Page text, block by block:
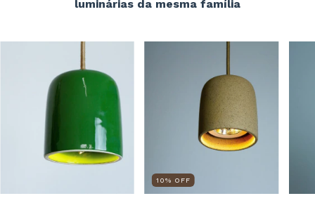
luminárias da mesma família
10% OFF